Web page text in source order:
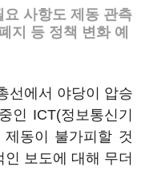
사항도 제동 관측
지 등 정책 변화 예
선에서 야당이 압승
인 ICT(정보통신기
동이 불가피할 것
보도에 대해 무더